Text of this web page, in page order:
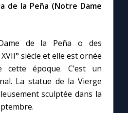
du mois
nœuds
par Marie
de la Peña (Notre Dame
de la Peña o des
siècle et elle est ornée
cette époque. C’est un
La statue de la Vierge
sculptée dans la